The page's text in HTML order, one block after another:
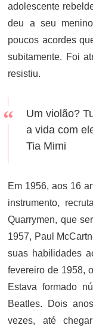
adolescente
deu a seu
poucos acordes
subitamente. Foi
resistiu.
Um violão?
a vida com
Tia Mimi
Em 1956, aos 16
instrumento,
Quarrymen, que
1957, Paul
suas habilidades
fevereiro de 1958,
Estava formado
Beatles. Dois
vezes, até